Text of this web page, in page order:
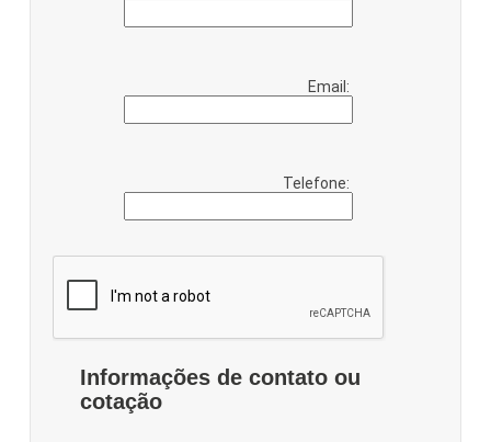
Email:
Telefone:
Informações de contato ou
cotação